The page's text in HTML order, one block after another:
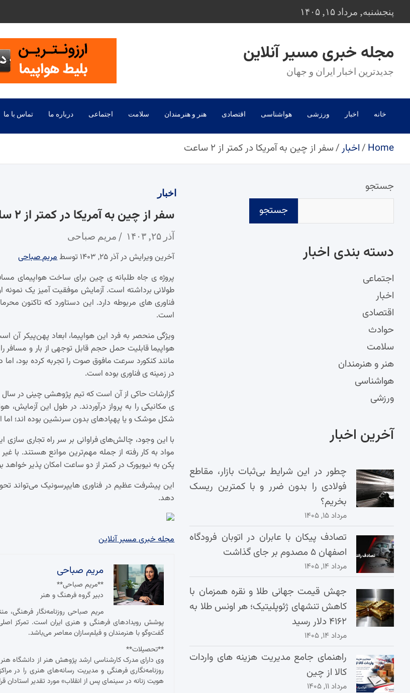
to
پنجشنبه, مرداد ۱۵, ۱۴۰۵
مجله خبری مسیر آنلاین
جدیدترین اخبار ایران و جهان
خانه اخبار ورزشی هواشناسی اقتصادی هنر و هنرمندان سلامت اجتماعی درباره ما تماس با ما
Home اخبار سفر از چین به آمریکا در کمتر از ۲ ساعت
اخبار
سفر از چین به آمریکا در کمتر از ۲ ساعت
آذر ۲۵, ۱۴۰۳ مریم صباحی
آخرین ویرایش در آذر ۲۵, ۱۴۰۳ توسط
مریم صباحی
پروژه ی جاه طلبانه ی چین برای ساخت هواپیمای
طولانی برداشته است. آزمایش موفقیت آمیز یک نمونه
است.
ویژگی منحصر به فرد این هواپیما، ابعاد پهن‌پیکر
هواپیما قابلیت حمل حجم قابل توجهی از بار و مسافر
در زمینه ی فناوری بوده است.
شکل موشک و یا پهپادهای بدون سرنشین بوده اند؛ اما
با این وجود، چالش‌های فراوانی بر سر راه تجاری
مواد به کار رفته از جمله مهم‌ترین موانع هستند.
پکن به نیویورک در کمتر از دو ساعت امکان پذیر خواهد
این پیشرفت عظیم در فناوری هایپرسونیک می‌تواند
دهد.
مجله خبری مسیر آنلاین
مریم صباحی
**مریم صباحی**
دبیر گروه فرهنگ و هنر
مریم صباحی روزنامه‌نگار
پوشش رویدادهای فرهنگی و هنری ایران است. تمرکز
گفت‌وگو با هنرمندان و فیلم‌سازان معاصر می‌باشد.
**تحصیلات**
وی دارای مدرک کارشناسی ارشد پژوهش هنر از دانشگاه
روزنامه‌نگاری فرهنگی و مدیریت رسانه‌های هنری را در
هویت زنانه در سینمای پس از انقلاب» مورد تقدیر استادان
جستجو
جستجو
دسته‌ بندی اخبار
اجتماعی
اخبار
اقتصادی
حوادث
سلامت
هنر و هنرمندان
هواشناسی
ورزشی
آخرین اخبار
چطور در این شرایط بی‌ثبات بازار، مقاطع
فولادی را بدون ضرر و با کمترین ریسک
بخریم؟
مرداد ۱۵, ۱۴۰۵
تصادف پیکان با عابران در اتوبان فرودگاه
اصفهان ۵ مصدوم بر جای گذاشت
مرداد ۱۴, ۱۴۰۵
جهش قیمت جهانی طلا و نقره همزمان با
کاهش تنشهای ژئوپلیتیک؛ هر اونس طلا به
۴۱۶۲ دلار رسید
مرداد ۱۴, ۱۴۰۵
راهنمای جامع مدیریت هزینه‌ های واردات
کالا از چین
مرداد ۱۱, ۱۴۰۵